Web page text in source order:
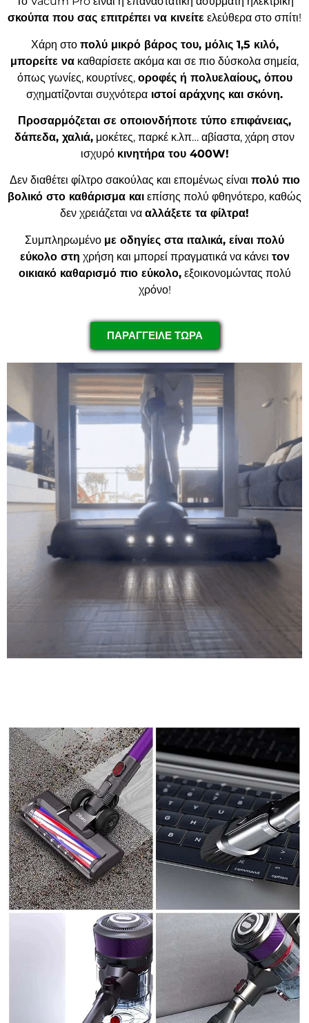
σκούπα που σας επιτρέπει να κινείτε ελεύθερα στο σπίτι!
Χάρη στο πολύ μικρό βάρος του, μόλις 1,5 κιλό,
μπορείτε να καθαρίσετε ακόμα και σε πιο δύσκολα σημεία,
όπως γωνίες, κουρτίνες, οροφές ή πολυελαίους, όπου
σχηματίζονται συχνότερα ιστοί αράχνης και σκόνη.
Προσαρμόζεται σε οποιονδήποτε τύπο επιφάνειας,
δάπεδα, χαλιά, μοκέτες, παρκέ κ.λπ… αβίαστα, χάρη στον
ισχυρό κινητήρα του 400W!
Δεν διαθέτει φίλτρο σακούλας και επομένως είναι πολύ πιο
βολικό στο καθάρισμα και επίσης πολύ φθηνότερο, καθώς
δεν χρειάζεται να αλλάξετε τα φίλτρα!
Συμπληρωμένο με οδηγίες στα ιταλικά, είναι πολύ
εύκολο στη χρήση και μπορεί πραγματικά να κάνει τον
οικιακό καθαρισμό πιο εύκολο,εξοικονομώντας πολύ
χρόνο!
ΠΑΡΑΓΓΕΙΛΕ ΤΩΡΑ